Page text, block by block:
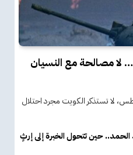
لا مصالحة مع النسيان
لا تستذكر الكويت مجرد احتلال
الحمد.. حين تتحول الخبرة إلى إرثٍ